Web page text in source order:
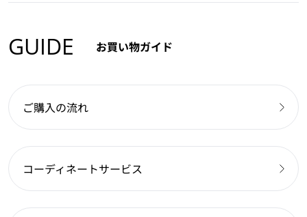
GUIDE お買い物ガイド
ご購入の流れ
コーディネートサービス